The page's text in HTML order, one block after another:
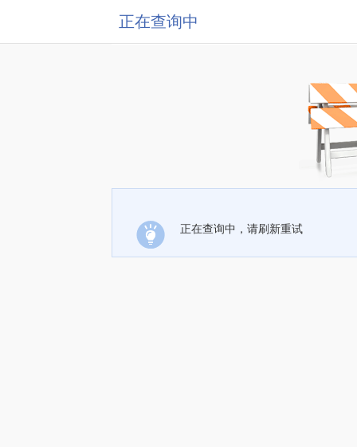
正在查询中
正在查询中，请刷新重试